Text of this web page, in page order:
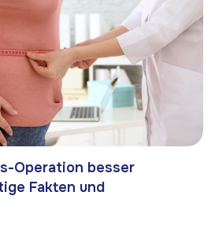
Operation besser
Fakten und